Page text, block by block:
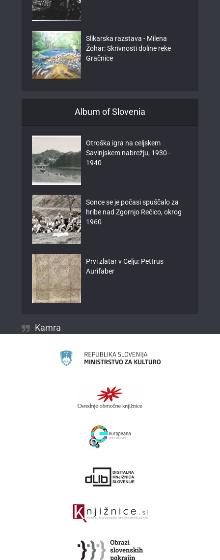
Slikarska razstava - Milena
Žohar: Skrivnosti doline reke
Gračnice
Album of Slovenia
Otroška igra na celjskem
Savinjskem nabrežju, 1930–
1940
Sonce se je počasi spuščalo za
hribe nad Zgornjo Rečico, okrog
1960
Prvi zlatar v Celju: Pettrus
Aurifaber
Kamra